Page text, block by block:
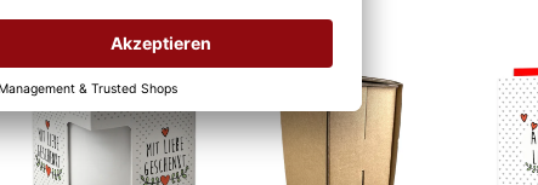
Grußkarten zum Verschenken